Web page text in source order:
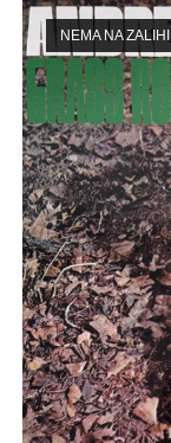
NEMA NA ZALIHI